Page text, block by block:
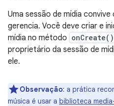
Uma sessão de mídia
gerencia. Você deve criar e
mídia no método onCreate()
proprietário da sessão de
ele.
Observação: a prática
música é usar a biblioteca